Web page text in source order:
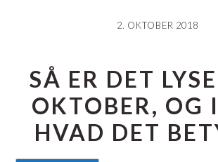
2. OKTOBER 2018
SÅ ER DET
OKTOBER, OG
HVAD DET